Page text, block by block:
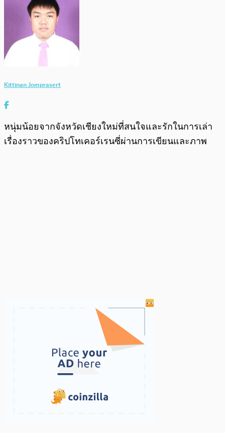
Kittinan Jomprasert
หนุ่มน้อยจากจังหวัดเชียงใหม่ที่สนใจและรักในการเล่า
เรื่องราวของคริปโทเคอร์เรนซี่ผ่านการเขียนและภาพ